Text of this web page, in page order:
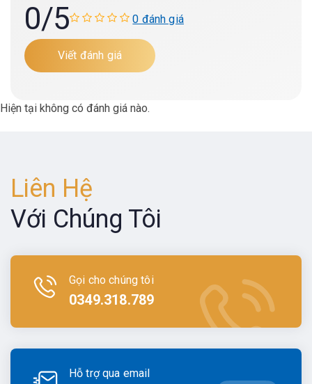
0/5 0 đánh giá
Viết đánh giá
Hiện tại không có đánh giá nào.
Liên Hệ
Với Chúng Tôi
Gọi cho chúng tôi
0349.318.789
Hỗ trợ qua email